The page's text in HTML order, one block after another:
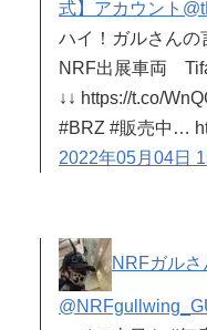
式】アカウント
ハイ！ガルさん
NRF出展車両
↓↓ https://t.co/
#BRZ #販売中…
2022年05月04日
NRFガルさ